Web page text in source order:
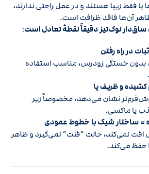
یا فقط زیبا هستند و در عمل راحتی ندارند،
آن‌ها فاقد ظرافت است.
نوک‌تیز دقیقاً نقطهٔ تعادل است:
در راه رفتن
بدون خستگی زودرس، مناسب استفاده
کشیده و ظریف پا
نشان می‌دهد، مخصوصاً زیر
یا ماکسی.
= ساختار شیک با خطوط عمودی
افت نمی‌کند، حالت “فلت” نمی‌گیرد و ظاهر
حفظ می‌کند.